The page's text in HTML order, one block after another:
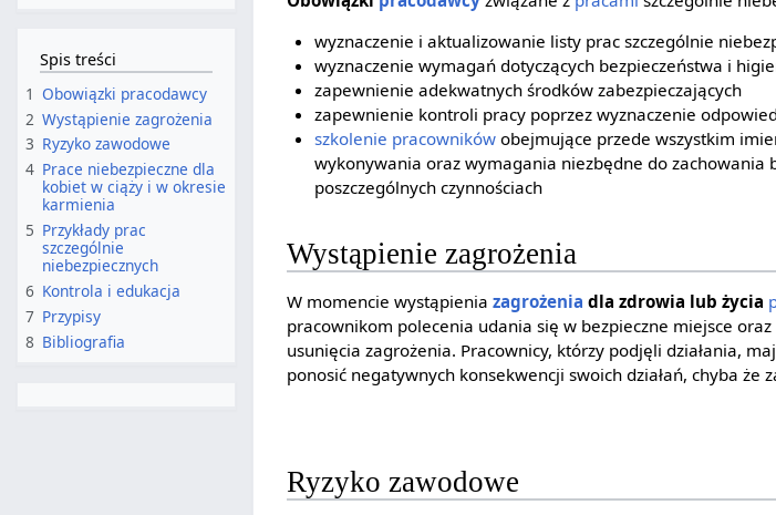
wyznaczenie i aktualizowanie listy prac szczególnie
wyznaczenie wymagań dotyczących bezpieczeństwa i
zapewnienie adekwatnych środków zabezpieczających
zapewnienie kontroli pracy poprzez wyznaczenie
szkolenie pracownikówobejmujące przede wszystkim
wykonywania oraz wymagania niezbędne do zachowania
poszczególnych czynnościach
Wystąpienie zagrożenia
W momencie wystąpieniazagrożenia dla zdrowia lub życia
pracownikom polecenia udania się w bezpieczne miejsce
usunięcia zagrożenia. Pracownicy, którzy podjęli działania,
ponosić negatywnych konsekwencji swoich działań, chyba że
Ryzyko zawodowe
Spis treści
1 Obowiązki pracodawcy
2 Wystąpienie zagrożenia
3 Ryzyko zawodowe
4 Prace niebezpieczne dla
kobiet w ciąży i w okresie
karmienia
5 Przykłady prac
szczególnie
niebezpiecznych
6 Kontrola i edukacja
7 Przypisy
8 Bibliografia